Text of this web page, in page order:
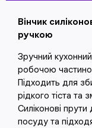
Вінчик
ручкою
Зручний
робочою
Підходить для
рідкого тіста та
Силіконові
посуду та